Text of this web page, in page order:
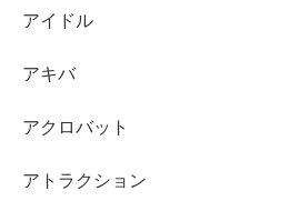
アイドル
アキバ
アクロバット
アトラクション